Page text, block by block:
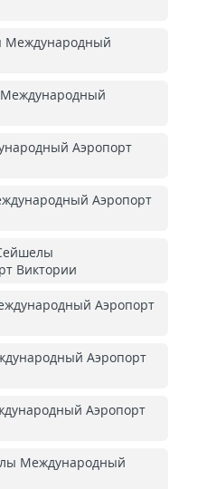
Аэропорт
Аэропорт
Виктории
Аэропорт
Аэропорт
Аэропорт
Международный